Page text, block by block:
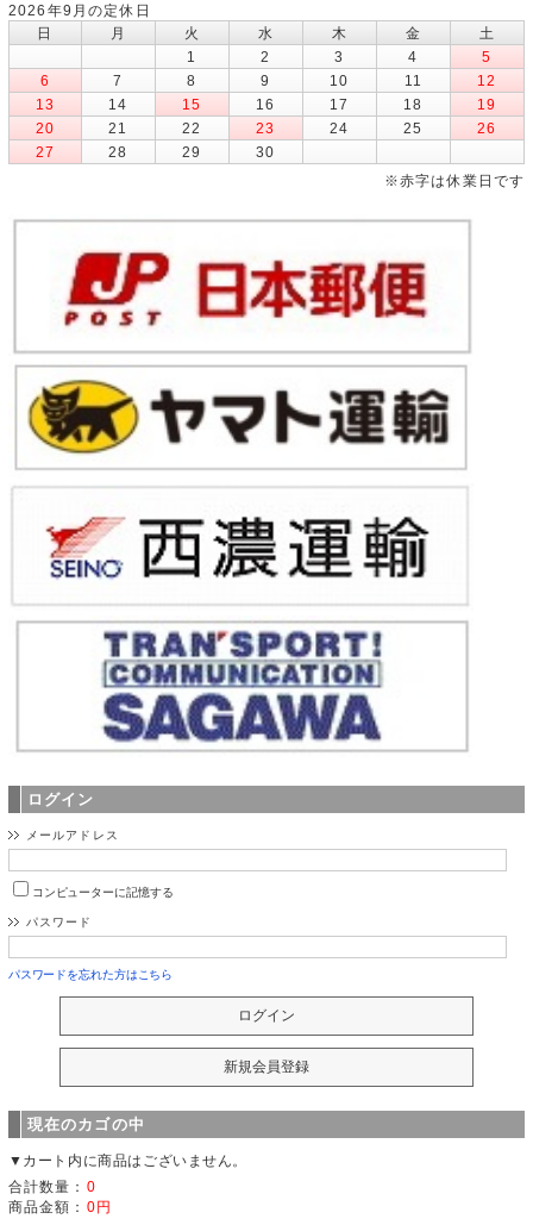
2026年9月の定休日
日
月 火 水 木 金
土
1
2 3 4
5
6
7 8 9 10 11
12
13
14 15 16 17 18
19
20
21 22 23 24 25
26
27
28 29
30
※赤字は休業日です
ログイン
メールアドレス
コンピューターに記憶する
パスワード
パスワードを忘れた方はこちら
現在のカゴの中
▼カート内に商品はございません。
合計数量： 0
商品金額： 0円